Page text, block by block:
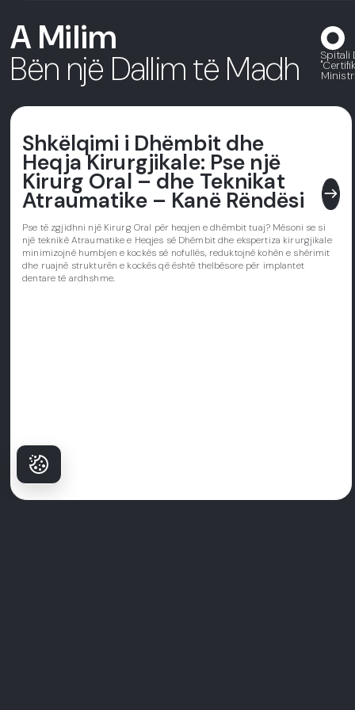
A Milim
Bën një Dallim të Madh Spitali
Shkëlqimi i Dhëmbit dhe
Heqja Kirurgjikale: Pse një
Kirurg Oral – dhe Teknikat
Atraumatike – Kanë Rëndësi east
Pse të zgjidhni një Kirurg Oral për heqjen e dhëmbit tuaj? Mësoni se si
një teknikë Atraumatike e Heqjes së Dhëmbit dhe ekspertiza kirurgjikale
minimizojnë humbjen e kockës së nofullës, reduktojnë kohën e shërimit
dhe ruajnë strukturën e kockës që është thelbësore për implantet
dentare të ardhshme.